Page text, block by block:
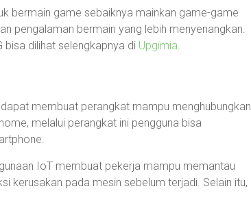
bermain game sebaiknya mainkan game-game
pengalaman bermain yang lebih menyenangkan.
dilihat selengkapnya di Upgimia.
membuat perangkat mampu menghubungkan
melalui perangkat ini pengguna bisa
IoT membuat pekerja mampu memantau
kerusakan pada mesin sebelum terjadi. Selain itu,